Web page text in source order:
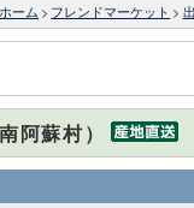
ホーム > フレンドマーケット >
阿蘇村）